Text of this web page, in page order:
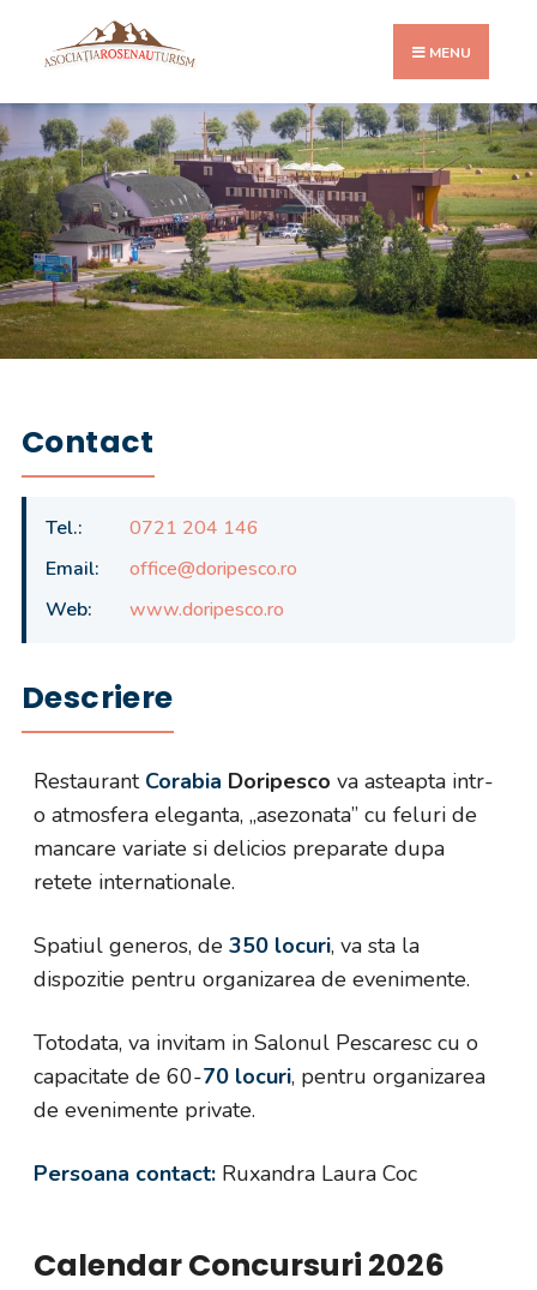
MENU
Contact
Tel.:
0721 204 146
Email:
office@doripesco.ro
Web:
www.doripesco.ro
Descriere
Restaurant Corabia Doripesco va asteapta intr-
o atmosfera eleganta, „asezonata” cu feluri de
mancare variate si delicios preparate dupa
retete internationale.
Spatiul generos, de 350 locuri, va sta la
dispozitie pentru organizarea de evenimente.
Totodata, va invitam in Salonul Pescaresc cu o
capacitate de 60-70 locuri, pentru organizarea
de evenimente private.
Persoana contact: Ruxandra Laura Coc
Calendar Concursuri 2026